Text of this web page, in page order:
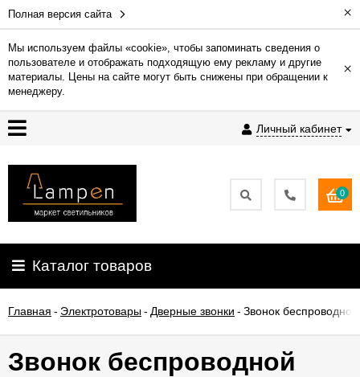
Полная версия сайта ×
Мы используем файлы «cookie», чтобы запоминать сведения о
пользователе и отображать подходящую ему рекламу и другие
материалы. Цены на сайте могут быть снижены при обращении к
менеджеру.
×
Личный кабинет
Гарантия
Доставка
и
Контакты
освещения
О
0
Каталог товаров
Главная - Электротовары- Дверные звонки - Звонок
Звонок беспроводной